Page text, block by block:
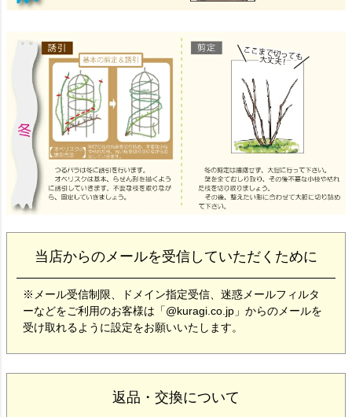
当店からのメールを受信していただくために
※メール受信制限、ドメイン指定受信、迷惑メールフィルタ
ーなどをご利用のお客様は「@kuragi.co.jp」からのメールを
受け取れるように設定をお願いいたします。
返品・交換について